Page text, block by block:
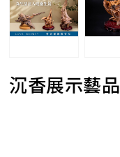
沉香展示藝品